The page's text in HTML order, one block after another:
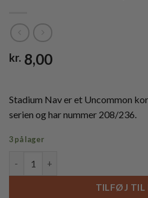
kr. 8,00
Stadium Nav er et Uncommon
serien og har nummer 208/236.
3 på lager
TILFØJ TIL